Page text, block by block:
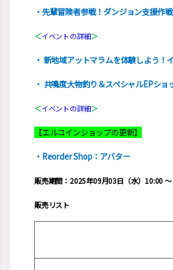
・先輩冒険者参戦！ダンジョン支援作
＜イベントの詳細＞
・ 新地域アットマラムを体験しよう！
・ 共鳴度大物釣り＆スペシャルEPショ
＜イベントの詳細＞
【エルコインショップの更新】
・Reorder Shop：アバター
販売期間：2025年09月03日（水）10:00
販売リスト